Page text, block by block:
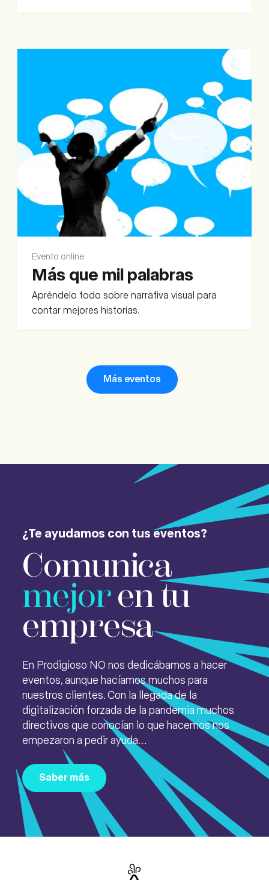
Evento online
Más que mil palabras
Apréndelo todo sobre narrativa visual para
contar mejores historias.
Más eventos
¿Te ayudamos con tus eventos?
Comunica
mejoren tu
empresa
En Prodigioso NO nos dedicábamos a hacer
eventos, aunque hacíamos muchos para
nuestros clientes. Con la llegada de la
digitalización forzada de la pandemia muchos
directivos que conocían lo que hacemos nos
empezaron a pedir ayuda…
Saber más